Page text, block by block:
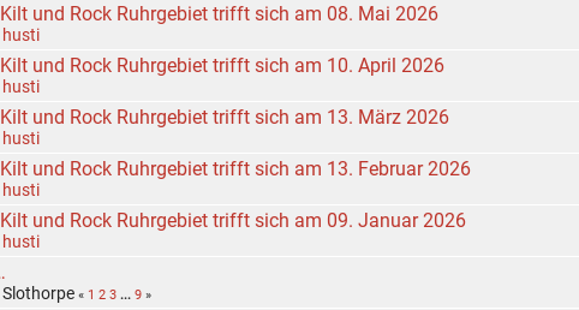
und Rock Ruhrgebiet trifft sich am 08. Mai 2026
husti
und Rock Ruhrgebiet trifft sich am 10. April 2026
husti
und Rock Ruhrgebiet trifft sich am 13. März 2026
husti
und Rock Ruhrgebiet trifft sich am 13. Februar 2026
husti
und Rock Ruhrgebiet trifft sich am 09. Januar 2026
husti
Slothorpe« 1 2 3 ...9 »